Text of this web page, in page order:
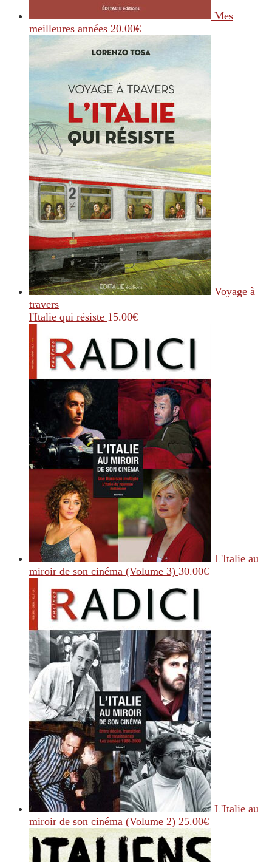
Mes
meilleures années 20.00€
Voyage à
travers
l'Italie qui résiste 15.00€
L'Italie au
miroir de son cinéma (Volume 3) 30.00€
L'Italie au
miroir de son cinéma (Volume 2) 25.00€